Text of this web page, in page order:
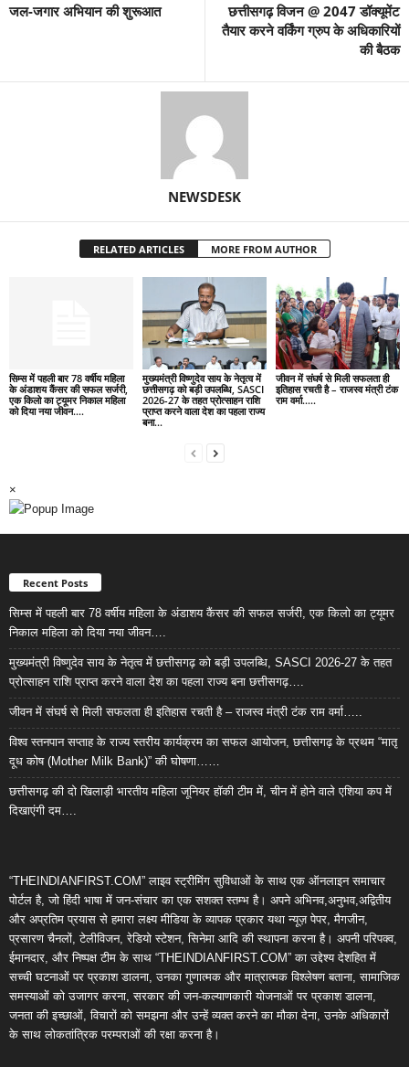
जल-जगार अभियान की शुरूआत
छत्तीसगढ़ विजन @ 2047 डॉक्यूमेंट
तैयार करने वर्किंग ग्रुप के अधिकारियों
की बैठक
NEWSDESK
RELATED ARTICLES MORE FROM AUTHOR
सिम्स में पहली बार 78 वर्षीय महिला
के अंडाशय कैंसर की सफल सर्जरी,
एक किलो का ट्यूमर निकाल महिला
को दिया नया जीवन….
मुख्यमंत्री विष्णुदेव साय के नेतृत्व में
छत्तीसगढ़ को बड़ी उपलब्धि, SASCI
2026-27 के तहत प्रोत्साहन राशि
प्राप्त करने वाला देश का पहला राज्य
बना...
जीवन में संघर्ष से मिली सफलता ही
इतिहास रचती है – राजस्व मंत्री टंक
राम वर्मा…..
×
Recent Posts
सिम्स में पहली बार 78 वर्षीय महिला के अंडाशय कैंसर की सफल सर्जरी, एक किलो का ट्यूमर
निकाल महिला को दिया नया जीवन….
मुख्यमंत्री विष्णुदेव साय के नेतृत्व में छत्तीसगढ़ को बड़ी उपलब्धि, SASCI 2026-27 के तहत
प्रोत्साहन राशि प्राप्त करने वाला देश का पहला राज्य बना छत्तीसगढ़….
जीवन में संघर्ष से मिली सफलता ही इतिहास रचती है – राजस्व मंत्री टंक राम वर्मा…..
विश्व स्तनपान सप्ताह के राज्य स्तरीय कार्यक्रम का सफल आयोजन, छत्तीसगढ़ के प्रथम “मातृ
दूध कोष (Mother Milk Bank)” की घोषणा……
छत्तीसगढ़ की दो खिलाड़ी भारतीय महिला जूनियर हॉकी टीम में, चीन में होने वाले एशिया कप में
दिखाएंगी दम….
“THEINDIANFIRST.COM” लाइव स्ट्रीमिंग सुविधाओं के साथ एक ऑनलाइन समाचार
पोर्टल है, जो हिंदी भाषा में जन-संचार का एक सशक्त स्तम्भ है। अपने अभिनव,अनुभव,अद्वितीय
और अप्रतिम प्रयास से हमारा लक्ष्य मीडिया के व्यापक प्रकार यथा न्यूज़ पेपर, मैगजीन,
प्रसारण चैनलों, टेलीविजन, रेडियो स्टेशन, सिनेमा आदि की स्थापना करना है। अपनी परिपक्व,
ईमानदार, और निष्पक्ष टीम के साथ “THEINDIANFIRST.COM” का उद्देश्य देशहित में
सच्ची घटनाओं पर प्रकाश डालना, उनका गुणात्मक और मात्रात्मक विश्लेषण बताना, सामाजिक
समस्याओं को उजागर करना, सरकार की जन-कल्याणकारी योजनाओं पर प्रकाश डालना,
जनता की इच्छाओं, विचारों को समझना और उन्हें व्यक्त करने का मौका देना, उनके अधिकारों
के साथ लोकतांत्रिक परम्पराओं की रक्षा करना है।